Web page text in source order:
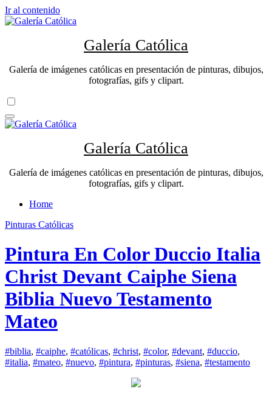
Ir al contenido
Galería Católica
Galería de imágenes católicas en presentación de pinturas, dibujos,
fotografías, gifs y clipart.
Galería Católica
Galería de imágenes católicas en presentación de pinturas, dibujos,
fotografías, gifs y clipart.
Home
Pinturas Católicas
Pintura En Color Duccio Italia
Christ Devant Caiphe Siena
Biblia Nuevo Testamento
Mateo
#biblia, #caiphe, #católicas, #christ, #color, #devant, #duccio,
#italia, #mateo, #nuevo, #pintura, #pinturas, #siena, #testamento